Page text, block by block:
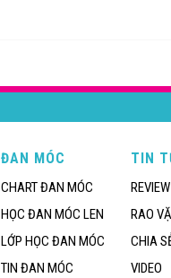
ĐAN MÓC
CHART ĐAN MÓC
HỌC ĐAN MÓC LEN
LỚP HỌC ĐAN MÓC
TIN ĐAN MÓC
TIN
REVIEW
RAO
CHIA
VIDEO